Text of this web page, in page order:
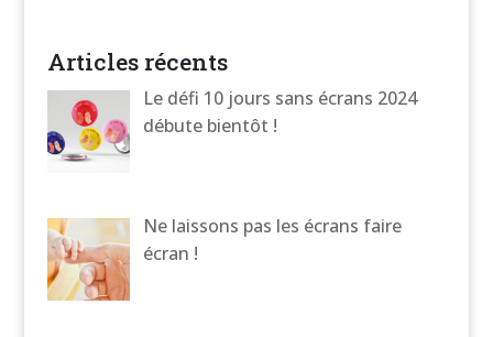
Articles récents
Le défi 10 jours sans écrans 2024
débute bientôt !
Ne laissons pas les écrans faire
écran !